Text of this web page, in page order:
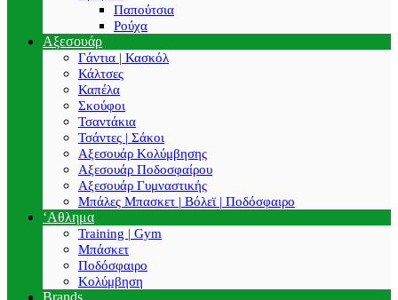
Παπούτσια
Ρούχα
Αξεσουάρ
Γάντια | Κασκόλ
Κάλτσες
Καπέλα
Σκούφοι
Τσαντάκια
Τσάντες | Σάκοι
Αξεσουάρ Κολύμβησης
Αξεσουάρ Ποδοσφαίρου
Αξεσουάρ Γυμναστικής
Μπάλες Μπασκετ | Βόλεϊ | Ποδόσφαιρο
‘Αθλημα
Training | Gym
Μπάσκετ
Ποδόσφαιρο
Κολύμβηση